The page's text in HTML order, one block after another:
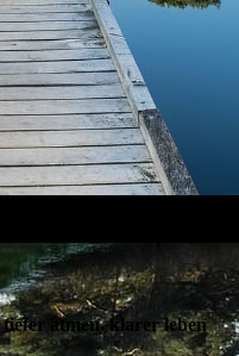
atmen, klarer leben